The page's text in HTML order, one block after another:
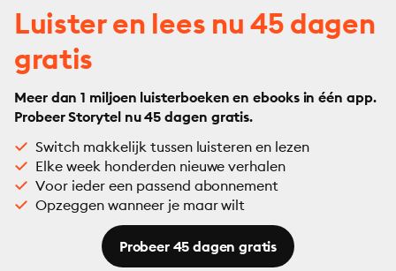
Luister en lees nu 45 dagen
gratis
Meer dan 1 miljoen luisterboeken en ebooks in één app.
Probeer Storytel nu 45 dagen gratis.
Switch makkelijk tussen luisteren en lezen
Elke week honderden nieuwe verhalen
Voor ieder een passend abonnement
Opzeggen wanneer je maar wilt
Probeer 45 dagen gratis